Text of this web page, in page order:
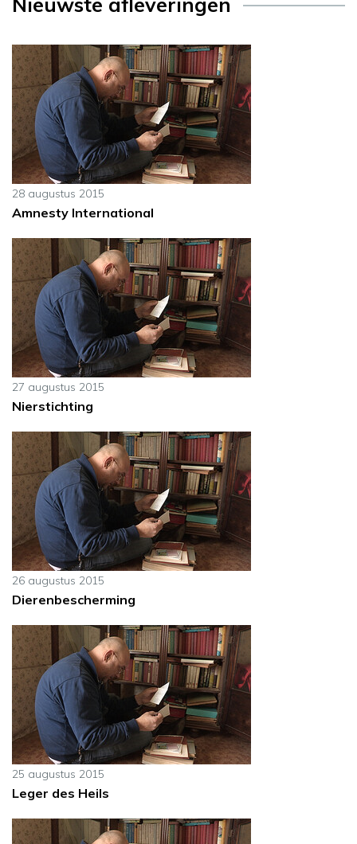
28 augustus 2015
Amnesty International
27 augustus 2015
Nierstichting
26 augustus 2015
Dierenbescherming
25 augustus 2015
Leger des Heils